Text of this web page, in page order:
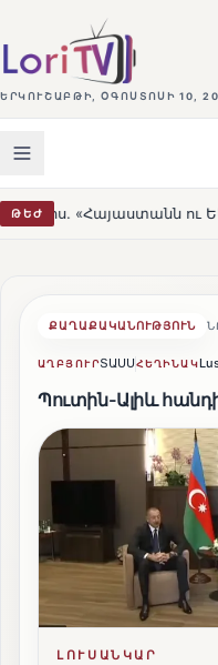
ԵՐԿՈՒՇԱԲԹԻ, ՕԳՈՍՏՈՍԻ 10,
ԹԵԺու ԵՄ-ն երբեք
ՔԱՂԱՔԱԿԱՆՈՒԹՅՈՒՆ
ԱՂԲՅՈՒՐՏԱՍՍՀԵՂԻՆԱԿ
Պուտին-Ալիև
ԼՈՒՍԱՆԿԱՐ